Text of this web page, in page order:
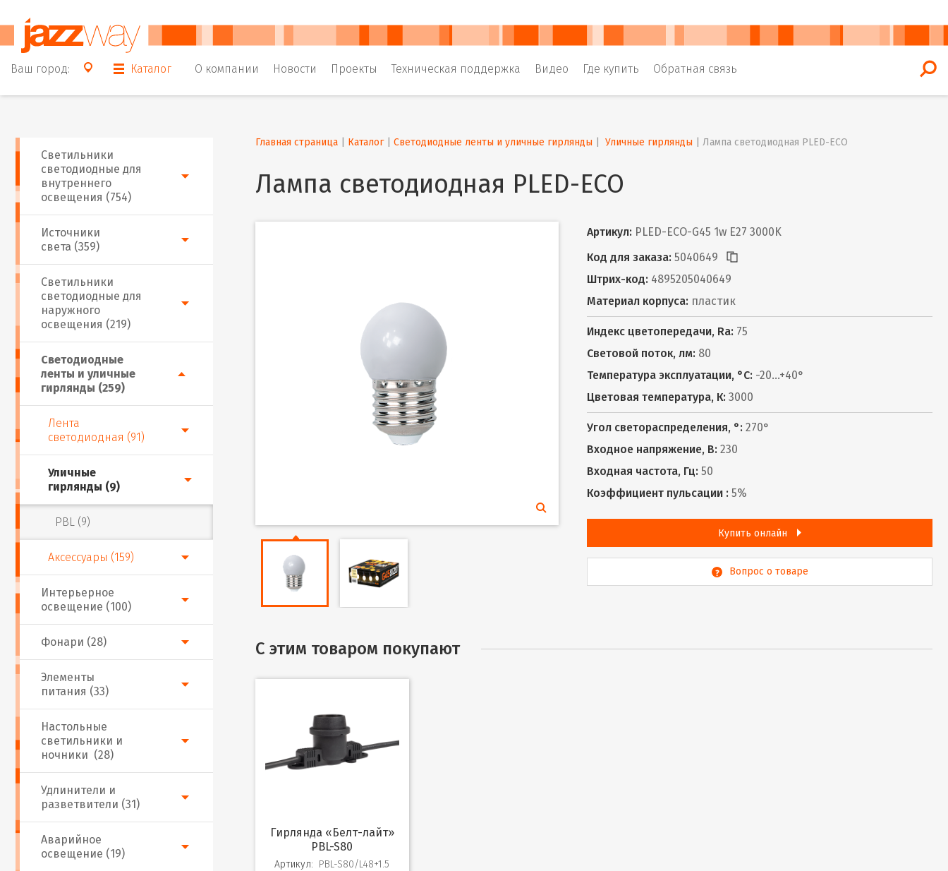
Ваш город: Каталог О компании Новости Проекты Техническая поддержка Видео Где купить Обратная связь
Фонари (28)
Аварийное
освещение (19)
Настольные
светильники и
ночники (28)
Интерьерное
освещение (100)
Источники
света (359)
Светодиодные
ленты и уличные
гирлянды (259)
Лента
светодиодная (91)
Уличные
гирлянды (9)
PBL (9)
Аксессуары (159)
Светильники
светодиодные для
внутреннего
освещения (754)
Светильники
светодиодные для
наружного
освещения (219)
Удлинители и
разветвители (31)
Элементы
питания (33)
Главная страница Каталог | Светодиодные ленты и уличные гирлянды Уличные гирлянды Лампа светодиодная PLED-ECO
Лампа светодиодная PLED-ECO
Артикул: PLED-ECO-G45 1w E27 3000K
Код для заказа: 5040649
Штрих-код: 4895205040649
Материал корпуса: пластик
Индекс цветопередачи, Ra: 75
Световой поток, лм: 80
Температура эксплуатации, °С: -20...+40°
Цветовая температура, К: 3000
Угол светораспределения, °: 270°
Входное напряжение, В: 230
Входная частота, Гц: 50
Коэффициент пульсации : 5%
Купить онлайн
Вопрос о товаре
С этим товаром покупают
Гирлянда «Белт-лайт»
PBL-S80
Артикул: PBL-S80/L48+1.5